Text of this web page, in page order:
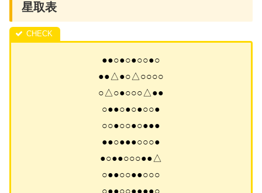
星取表
●●○●○●○○●○
●●△●○△○○○○
○△○●○○○△●●
○●●○●○●○○●
○○●○○●○●●●
●●○●●●○○○●
●○●●○○○●●△
○●●○○●●○○○
○●●○○●●●●○